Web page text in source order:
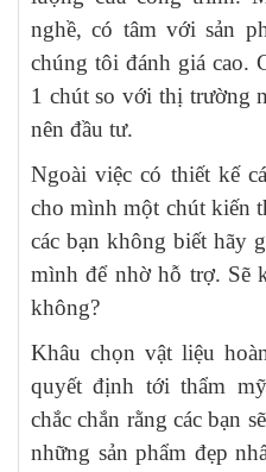
nghề, có tâm với sản
chúng tôi đánh giá cao.
1 chút so với thị trường
nên đầu tư.
Ngoài việc có thiết kế
cho mình một chút kiến
các bạn không biết hãy
mình để nhờ hỗ trợ. Sẽ
không?
Khâu chọn vật liệu
quyết định tới thẩm
chắc chắn rằng các bạn
những sản phẩm đẹp